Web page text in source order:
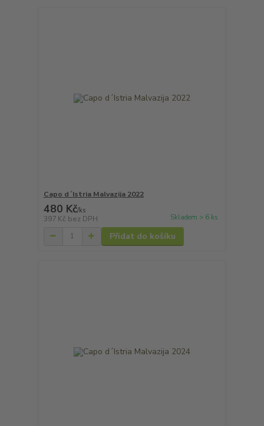
Capo d´Istria Malvazija 2022
480 Kč/ks
397 Kč bez DPH Skladem > 6 ks
Přidat do košíku